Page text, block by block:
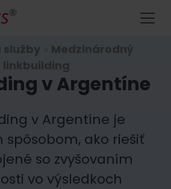
služby
Medzinárodný
linkbuilding
v Argentíne
v Argentíne je
ako riešiť
so zvyšovaním
vo výsledkoch